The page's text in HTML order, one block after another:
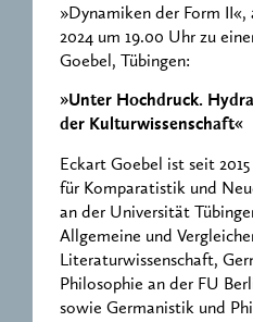
»Dynamiken der Form II«,
2024 um 19.00 Uhr zu
Goebel, Tübingen:
»Unter Hochdruck.
der Kulturwissenschaft«
Eckart Goebel ist seit
für Komparatistik und
an der Universität
Allgemeine und
Literaturwissenschaft,
Philosophie an der FU
sowie Germanistik und